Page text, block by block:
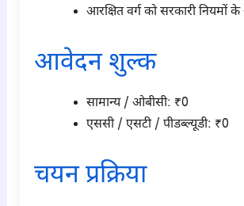
आरक्षित वर्ग को सरकारी नियमों
आवेदन शुल्क
सामान्य / ओबीसी: ₹0
एससी / एसटी / पीडब्ल्यूडी: ₹0
चयन प्रक्रिया